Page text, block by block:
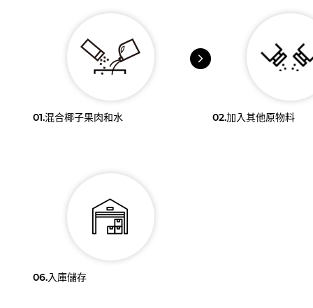
01.混合椰子果肉和水 02.加入其他原物料
06.入庫儲存